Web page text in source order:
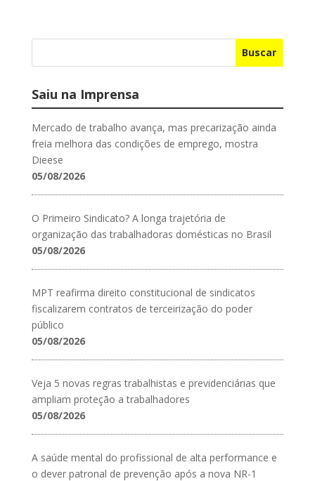
Buscar
Saiu na Imprensa
Mercado de trabalho avança, mas precarização ainda
freia melhora das condições de emprego, mostra
Dieese
05/08/2026
O Primeiro Sindicato? A longa trajetória de
organização das trabalhadoras domésticas no Brasil
05/08/2026
MPT reafirma direito constitucional de sindicatos
fiscalizarem contratos de terceirização do poder
público
05/08/2026
Veja 5 novas regras trabalhistas e previdenciárias que
ampliam proteção a trabalhadores
05/08/2026
A saúde mental do profissional de alta performance e
o dever patronal de prevenção após a nova NR-1